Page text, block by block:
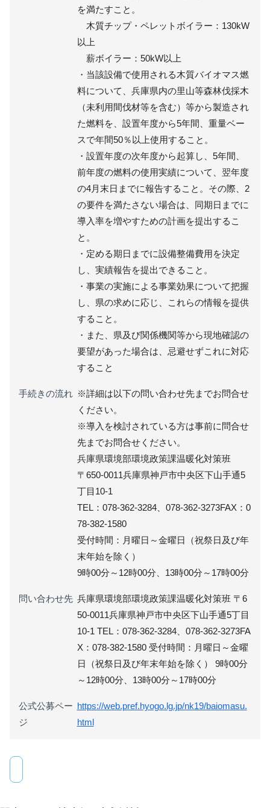
を満たすこと。
木質チップ・ペレットボイラー：130kW
以上
薪ボイラー：50kW以上
・当該設備で使用される木質バイオマス燃
料について、兵庫県内の里山等森林伐採木
（未利用間伐材等を含む）等から製造され
た燃料を、設置年度から5年間、重量ベー
スで年間50％以上使用すること。
・設置年度の次年度から起算し、5年間、
前年度の燃料の使用実績について、翌年度
の4月末日までに報告すること。その際、2
の要件を満たさない場合は、同期日までに
導入率を増やすための計画を提出するこ
と。
・定める期日までに設備整備費用を決定
し、実績報告を提出できること。
・事業の実施による事業効果について把握
し、県の求めに応じ、これらの情報を提供
すること。
・また、県及び関係機関等から現地確認の
要望があった場合は、忌避せずこれに対応
すること
手続きの流れ ※詳細は以下の問い合わせ先までお問合せ
ください。
※導入を検討されている方は事前に問合せ
先までお問合せください。
兵庫県環境部環境政策課温暖化対策班
〒650-0011兵庫県神戸市中央区下山手通5
丁目10-1
TEL：078-362-3284、078-362-3273FAX：0
78-382-1580
受付時間：月曜日～金曜日（祝祭日及び年
末年始を除く）
9時00分～12時00分、13時00分～17時00分
問い合わせ先 兵庫県環境部環境政策課温暖化対策班 〒6
50-0011兵庫県神戸市中央区下山手通5丁目
10-1 TEL：078-362-3284、078-362-3273FA
X：078-382-1580 受付時間：月曜日～金曜
日（祝祭日及び年末年始を除く） 9時00分
～12時00分、13時00分～17時00分
公式公募ペー
ジ
https://web.pref.hyogo.lg.jp/nk19/baiomasu.
html